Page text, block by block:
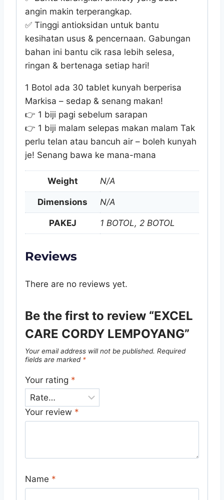
angin makin terperangkap.
✅ Tinggi antioksidan untuk bantu
kesihatan usus & pencernaan. Gabungan
bahan ini bantu cik rasa lebih selesa,
ringan & bertenaga setiap hari!
1 Botol ada 30 tablet kunyah berperisa
Markisa – sedap & senang makan!
👉 1 biji pagi sebelum sarapan
👉 1 biji malam selepas makan malam Tak
perlu telan atau bancuh air – boleh kunyah
je! Senang bawa ke mana-mana
Weight N/A
Dimensions N/A
PAKEJ 1 BOTOL, 2 BOTOL
Reviews
There are no reviews yet.
Be the first to review “EXCEL
CARE CORDY LEMPOYANG”
Your email address will not be published. Required
fields are marked *
Your rating *
Your review *
Name *